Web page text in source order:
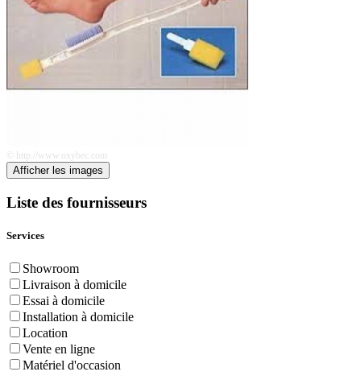
© http://www.oxybec.com
Afficher les images
Liste des fournisseurs
Services
Showroom
Livraison à domicile
Essai à domicile
Installation à domicile
Location
Vente en ligne
Matériel d'occasion